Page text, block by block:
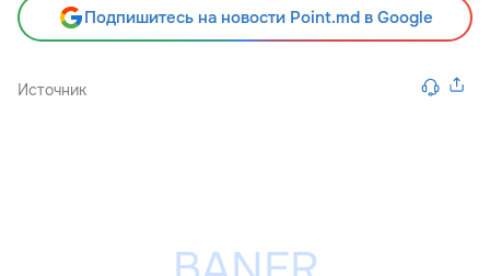
Подпишитесь на новости Point.md в Google
Источник